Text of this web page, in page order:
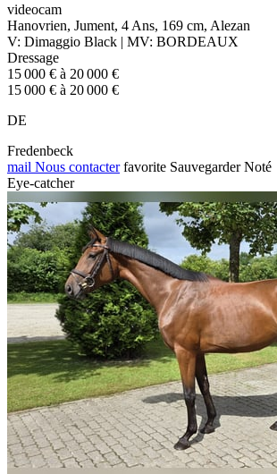
videocam
Hanovrien, Jument, 4 Ans, 169 cm, Alezan
V: Dimaggio Black | MV: BORDEAUX
Dressage
15 000 € à 20 000 €
15 000 € à 20 000 €
DE
Fredenbeck
mail Nous contacter favorite Sauvegarder Noté
Eye-catcher